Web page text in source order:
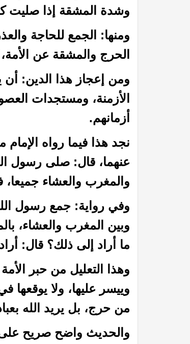
وشدة المشقة إذا صليت
ومنها: الجمع للحاجة
الحرج والمشقة عن
ومن إعجاز هذا الدين:
الأزمنة، ومستجدات
أزمانهم.
نجد هذا فيما رواه
عنهما، قال: صلى رسول
والمغرب والعشاء
وفي رواية: جمع رسول
وبين المغرب والعشاء،
ما أراد إلى ذلك؟ قال:
وهذا التعليل من حبر
وييسر عليها، ولا
من حرج، بل يريد الله
والحديث واضح صريح على
الظمآن في فقه الصيام”
الميزان د. محمد عبد المنعم أما